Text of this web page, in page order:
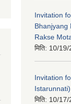
Invitation
Bhanjyang
Rakse
मिति: 10/19/
Invitation
Istarunnati)
मिति: 10/17/